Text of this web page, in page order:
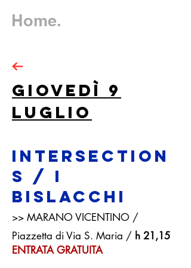
Home.
Intersection
s / I
Bislacchi
>> MARANO VICENTINO /
Piazzetta di Via S. Maria / h 21,15
ENTRATA GRATUITA
GIOVEDì 9
LUGLIO